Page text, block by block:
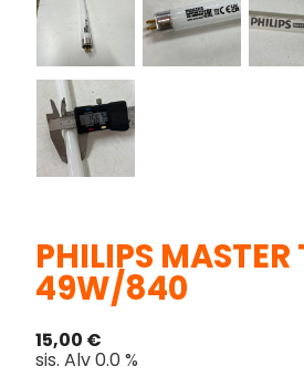
PHILIPS MASTER
49W/840
15,00 €
sis. Alv 0.0 %